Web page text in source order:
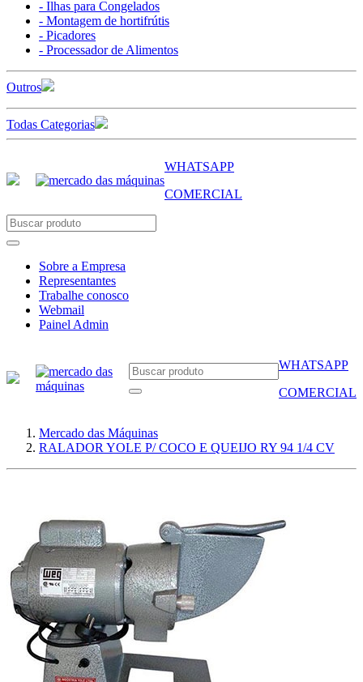
- Ilhas para Congelados
- Montagem de hortifrútis
- Picadores
- Processador de Alimentos
Outros
Todas Categorias
WHATSAPP
COMERCIAL
Sobre a Empresa
Representantes
Trabalhe conosco
Webmail
Painel Admin
WHATSAPP
COMERCIAL
Mercado das Máquinas
RALADOR YOLE P/ COCO E QUEIJO RY 94 1/4 CV